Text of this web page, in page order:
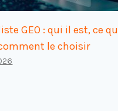
GEO : qui il est, ce
le choisir